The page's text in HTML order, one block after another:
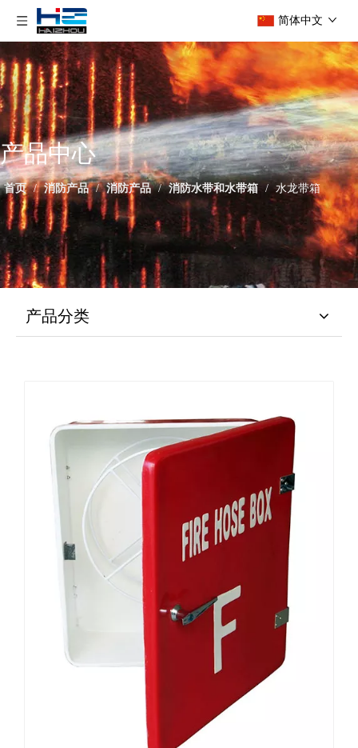
简体中文
产品中心
首页 / 消防产品 / 消防产品 / 消防水带和水带箱 / 水龙带箱
产品分类